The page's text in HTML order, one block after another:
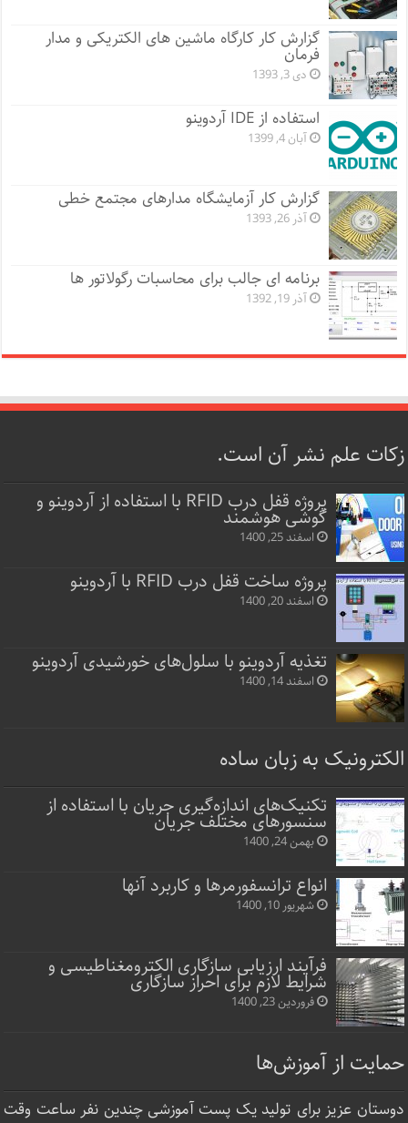
گزارش کار کارگاه ماشین های الکتریکی و مدار
فرمان
دی 3, 1393
استفاده از IDE آردوینو
آبان 4, 1399
گزارش کار آزمایشگاه مدارهای مجتمع خطی
آذر 26, 1393
برنامه ای جالب برای محاسبات رگولاتور ها
آذر 19, 1392
زکات علم نشر آن است.
پروژه قفل‌ درب RFID با استفاده از آردوینو و
گوشی هوشمند
اسفند 25, 1400
پروژه ساخت قفل‌ درب RFID با آردوینو
اسفند 20, 1400
تغذیه آردوینو با سلول‌های خورشیدی آردوینو
اسفند 14, 1400
الکترونیک به زبان ساده
تکنیک‌های اندازه‌گیری جریان با استفاده از
سنسورهای مختلف جریان
بهمن 24, 1400
انواع ترانسفورمرها و کاربرد آنها
شهریور 10, 1400
فرآیند ارزیابی سازگاری الکترومغناطیسی و
شرایط لازم برای احراز سازگاری
فروردین 23, 1400
حمایت از آموزش‌ها
دوستان عزیز برای تولید یک پست آموزشی چندین نفر ساعت‌ وقت